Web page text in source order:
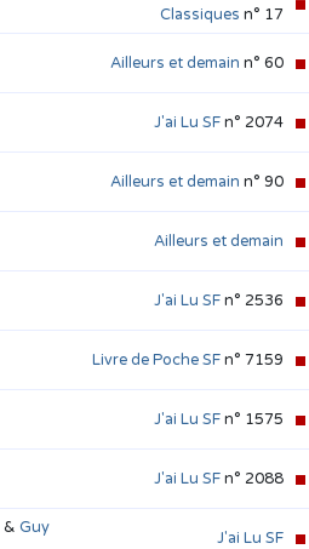
Classiques n° 17
Ailleurs et demain n° 60
J'ai Lu SFn° 2074
Ailleurs et demain n° 90
Ailleurs et demain
J'ai Lu SFn° 2536
Livre de Poche SFn° 7159
J'ai Lu SFn° 1575
J'ai Lu SFn° 2088
& Guy
J'ai Lu SF